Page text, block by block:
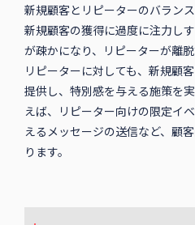
新規顧客とリピーターのバラン
新規顧客の獲得に過度に注力し
が疎かになり、リピーターが離脱
リピーターに対しても、新規顧
提供し、特別感を与える施策を
えば、リピーター向けの限定イ
えるメッセージの送信など、顧
ります。